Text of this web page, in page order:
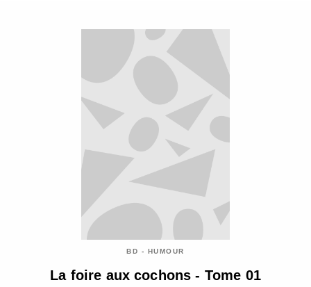
BD - HUMOUR
La foire aux cochons - Tome 01